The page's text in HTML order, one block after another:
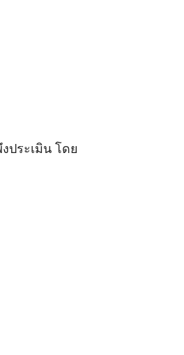
ประเมิน โดย